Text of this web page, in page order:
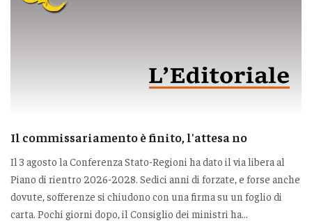
Il commissariamento è finito, l'attesa no
Il 3 agosto la Conferenza Stato-Regioni ha dato il via libera al
Piano di rientro 2026-2028. Sedici anni di forzate, e forse anche
dovute, sofferenze si chiudono con una firma su un foglio di
carta. Pochi giorni dopo, il Consiglio dei ministri ha...